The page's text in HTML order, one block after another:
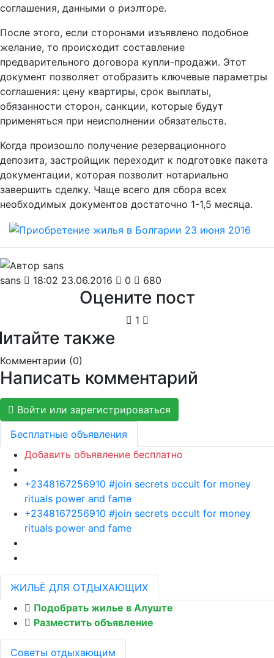
соглашения, данными о риэлторе.
После этого, если сторонами изъявлено подобное
желание, то происходит составление
предварительного договора купли-продажи. Этот
документ позволяет отобразить ключевые параметры
соглашения: цену квартиры, срок выплаты,
обязанности сторон, санкции, которые будут
применяться при неисполнении обязательств.
Когда произошло получение резервационного
депозита, застройщик переходит к подготовке пакета
документации, которая позволит нотариально
завершить сделку. Чаще всего для сбора всех
необходимых документов достаточно 1-1,5 месяца.
sans 18:02 23.06.2016 0 680
Оцените пост
1
также
Комментарии (0)
Написать комментарий
Войти или зарегистрироваться
Бесплатные объявления
Добавить объявление бесплатно
+2348167256910 #join secrets occult for money
rituals power and fame
+2348167256910 #join secrets occult for money
rituals power and fame
ЖИЛЬЁ ДЛЯ ОТДЫХАЮЩИХ
Подобрать жилье в Алуште
Разместить объявление
Советы отдыхающим